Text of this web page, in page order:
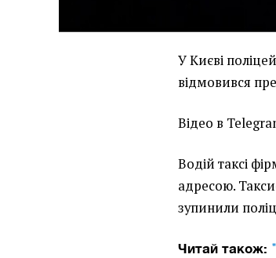
У Києві
відмовився
Відео в
Водій таксі
адресою.
зупинили
Читай також: